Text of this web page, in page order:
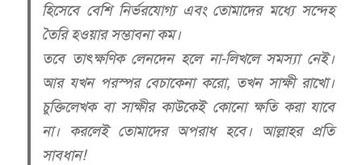
হিসেবে বেশি নির্ভরযোগ্য এবং তোমাদের মধ্যে সন্দেহ
তৈরি হওয়ার সম্ভাবনা কম।
তবে তাৎক্ষণিক লেনদেন হলে না-লিখলে সমস্যা নেই।
আর যখন পরস্পর বেচাকেনা করো, তখন সাক্ষী রাখো।
চুক্তিলেখক বা সাক্ষীর কাউকেই কোনো ক্ষতি করা যাবে
না। করলেই তোমাদের অপরাধ হবে। আল্লাহর প্রতি
সাবধান!